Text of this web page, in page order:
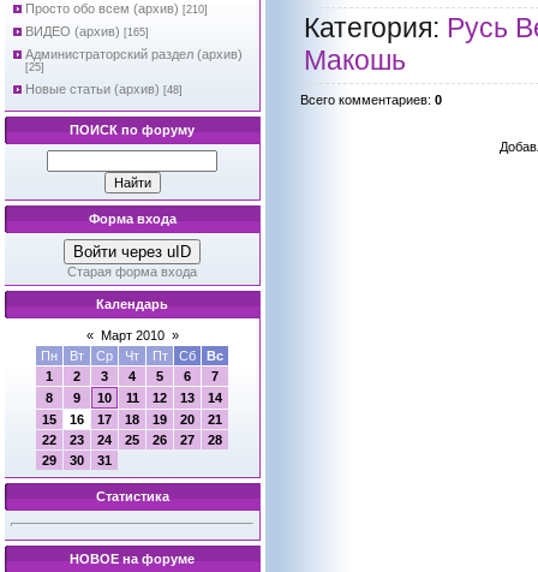
Просто обо всем (архив) [210]
ВИДЕО (архив) [165]
Администраторский раздел (архив)
[25]
Новые статьи (архив) [48]
ПОИСК по форуму
Форма входа
Войти через uID
Старая форма входа
Календарь
« Март 2010 »
Пн
Вт Ср Чт Пт Сб
Вс
1
2 3 4 5 6
7
8
9 10 11 12 13
14
15
16 17 18 19 20
21
22
23 24 25 26 27
28
29
30 31
Статистика
НОВОЕ на форуме
Категория: Русь
Макошь
Всего комментариев: 0